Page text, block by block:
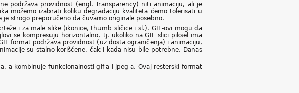
podržava providnost (engl. Transparency) niti animaciju, ali je
možemo izabrati koliku degradaciju kvaliteta ćemo tolerisati u
strogo preporučeno da čuvamo originale posebno.
i za male slike (ikonice, thumb sličice i sl.). GIF-ovi mogu da
se kompresuju horizontalno, tj. ukoliko na GIF slici piksel ima
format podržava providnost (uz dosta ograničenja) i animaciju,
su stalno korišćene, čak i kada nisu bile potrebne. Danas
a kombinuje funkcionalnosti gif-a i jpeg-a. Ovaj resterski format